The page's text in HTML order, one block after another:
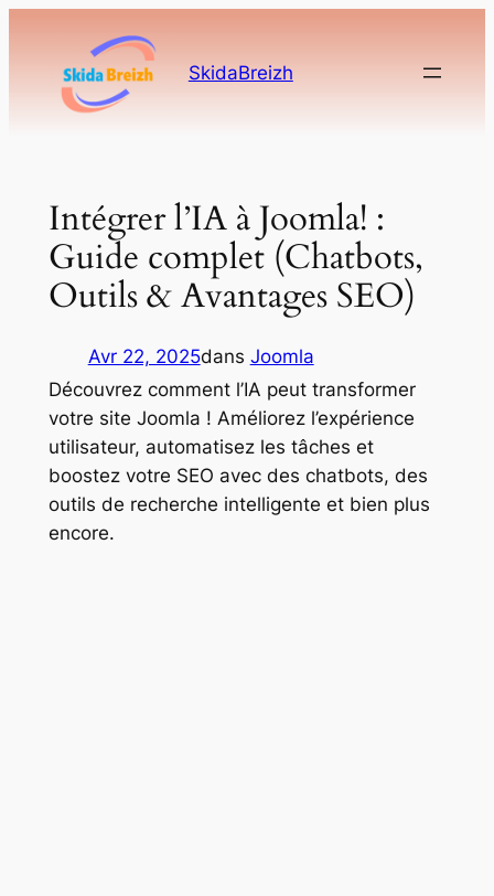
contenu
SkidaBreizh
Intégrer l’IA à Joomla! :
Guide complet (Chatbots,
Outils & Avantages SEO)
Avr 22, 2025dans Joomla
Découvrez comment l’IA peut transformer
votre site Joomla ! Améliorez l’expérience
utilisateur, automatisez les tâches et
boostez votre SEO avec des chatbots, des
outils de recherche intelligente et bien plus
encore.